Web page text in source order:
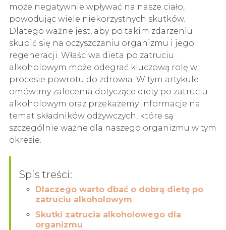
może negatywnie wpływać na nasze ciało,
powodując wiele niekorzystnych skutków.
Dlatego ważne jest, aby po takim zdarzeniu
skupić się na oczyszczaniu organizmu i jego
regeneracji. Właściwa dieta po zatruciu
alkoholowym może odegrać kluczową rolę w
procesie powrotu do zdrowia. W tym artykule
omówimy zalecenia dotyczące diety po zatruciu
alkoholowym oraz przekażemy informacje na
temat składników odżywczych, które są
szczególnie ważne dla naszego organizmu w tym
okresie.
Spis treści:
Dlaczego warto dbać o dobrą dietę po
zatruciu alkoholowym
Skutki zatrucia alkoholowego dla
organizmu